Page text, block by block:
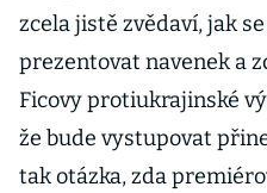
zcela jistě zvědaví, jak
prezentovat navenek a
Ficovy protiukrajinské
že bude vystupovat
tak otázka, zda